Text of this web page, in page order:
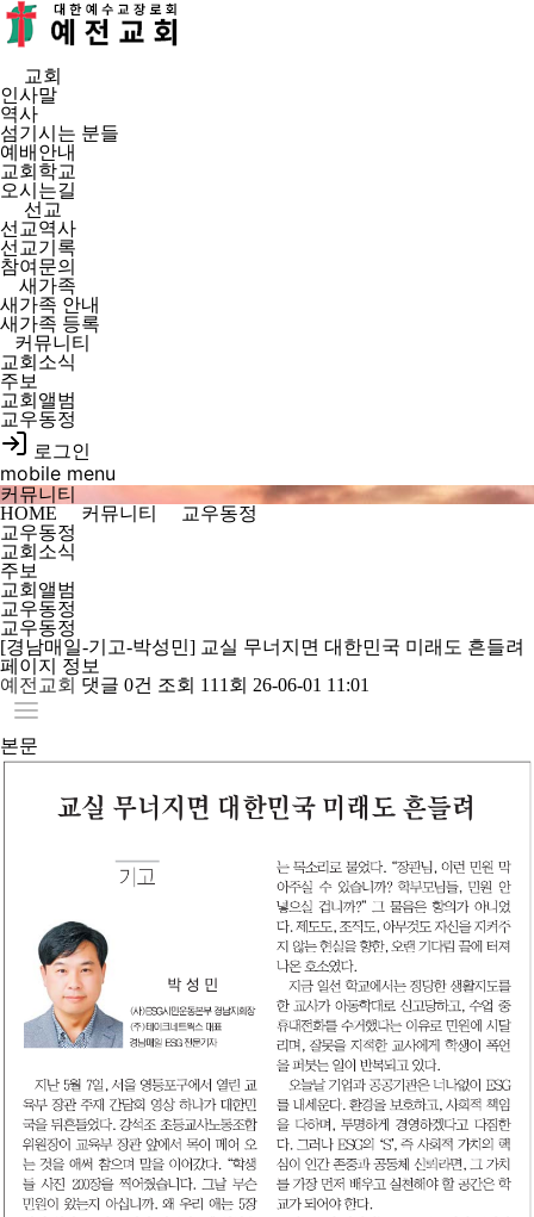
교회
인사말
역사
섬기시는 분들
예배안내
교회학교
오시는길
선교
선교역사
선교기록
참여문의
새가족
새가족 안내
새가족 등록
커뮤니티
교회소식
주보
교회앨범
교우동정
로그인
mobile menu
커뮤니티
HOME
커뮤니티
교우동정
교우동정
교회소식
주보
교회앨범
교우동정
교우동정
[경남매일-기고-박성민] 교실 무너지면 대한민국 미래도 흔들려
페이지 정보
예전교회 댓글 0건 조회 111회 26-06-01 11:01
본문